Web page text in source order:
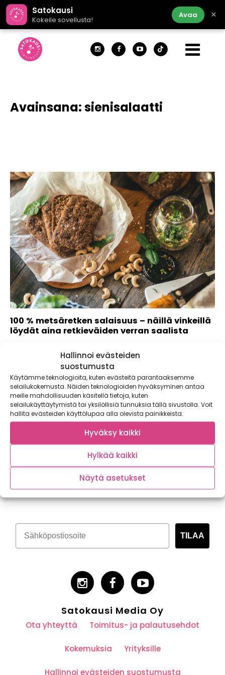
Hallinnoi evästeiden
suostumusta
Käytämme teknologioita, kuten evästeitä parantaaksemme
selailukokemusta. Näiden teknologioiden hyväksyminen antaa
meille mahdollisuuden käsitellä tietoja, kuten
selailukäyttäytymistä tai yksilöllisiä tunnuksia tällä sivustolla. Voit
hallita evästeiden käyttölupaa alla olevista painikkeista.
Hyväksy kaikki
Hylkää kaikki
Näytä asetukset
Satokausi
Kokeile sovellusta!
Avaa ×
Avainsana:sienisalaatti
100 % metsäretken salaisuus – näillä vinkeillä
löydät aina retkieväiden verran saalista
kotimaista täysjyväruista sisältävänä leipänä.
Tilaa kasvispitoinen uutiskirje
TILAA
Satokausi Media Oy
Ota yhteyttä Toimitus- ja palautusehdot
Kokemuksia Yrityksille
Hallinnoi evästeiden suostumusta